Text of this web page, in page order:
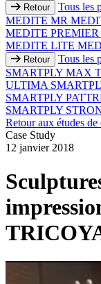
Retour Tous les
MEDITE MR
MEDITE PREMIER
MEDITE LITE
Retour Tous les
SMARTPLY MAX
ULTIMA
SMARTPLY
SMARTPLY
Retour aux études de
Case Study
12 janvier 2018